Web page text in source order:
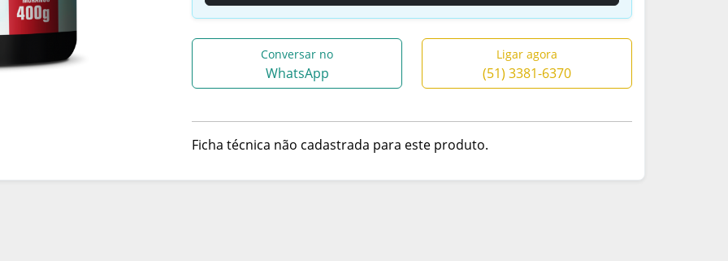
Conversar no
WhatsApp
Ligar agora
(51) 3381-6370
Ficha técnica não cadastrada para este produto.